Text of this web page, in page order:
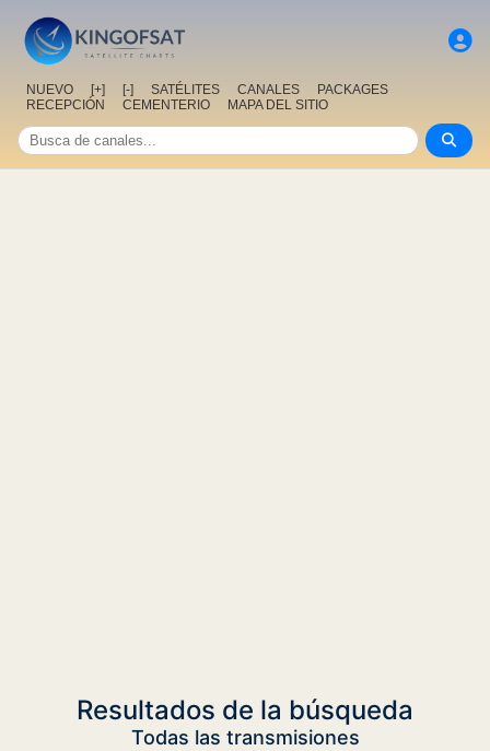
NUEVO [+] [-] SATÉLITES CANALES
PACKAGES
RECEPCIÓN
CEMENTERIO MAPA DEL SITIO
Resultados de la búsqueda
Todas las transmisiones